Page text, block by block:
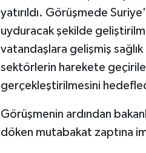
yatırıldı. Görüşmede
uyduracak şekilde
vatandaşlara gelişmiş sağlık
sektörlerin harekete
gerçekleştirilmesini
Görüşmenin ardından
döken mutabakat zaptına